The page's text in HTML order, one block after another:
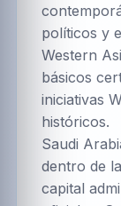
políticos y
Western
básicos
iniciativas
históricos.
Saudi
dentro de
capital